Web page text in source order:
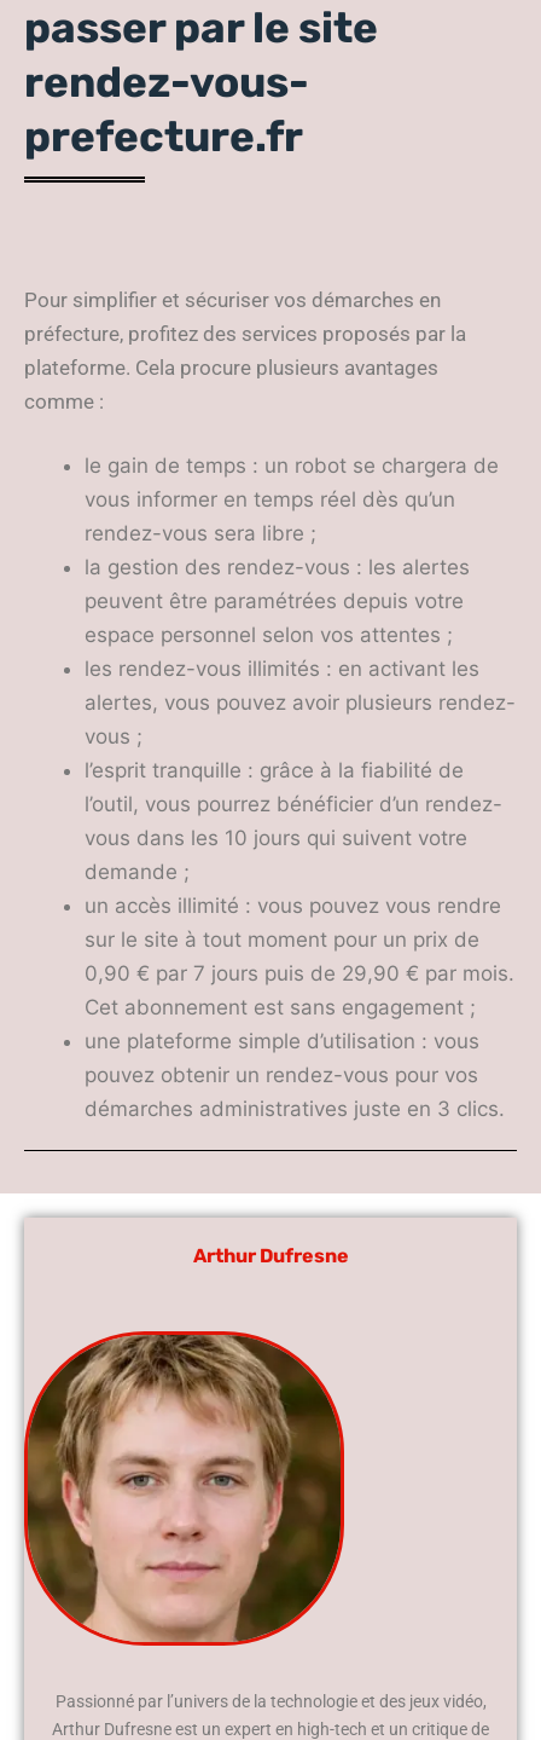
passer par le site
rendez-vous-
prefecture.fr
Pour simplifier et sécuriser vos démarches en
préfecture, profitez des services proposés par la
plateforme. Cela procure plusieurs avantages
comme :
le gain de temps : un robot se chargera de
vous informer en temps réel dès qu’un
rendez-vous sera libre ;
la gestion des rendez-vous : les alertes
peuvent être paramétrées depuis votre
espace personnel selon vos attentes ;
les rendez-vous illimités : en activant les
alertes, vous pouvez avoir plusieurs rendez-
vous ;
l’esprit tranquille : grâce à la fiabilité de
l’outil, vous pourrez bénéficier d’un rendez-
vous dans les 10 jours qui suivent votre
demande ;
un accès illimité : vous pouvez vous rendre
sur le site à tout moment pour un prix de
0,90 € par 7 jours puis de 29,90 € par mois.
Cet abonnement est sans engagement ;
une plateforme simple d’utilisation : vous
pouvez obtenir un rendez-vous pour vos
démarches administratives juste en 3 clics.
Arthur Dufresne
Passionné par l’univers de la technologie et des jeux vidéo,
Arthur Dufresne est un expert en high-tech et un critique de